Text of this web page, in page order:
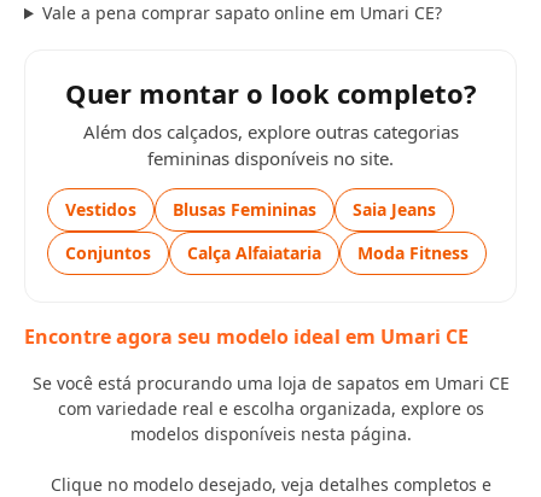
Vale a pena comprar sapato online em Umari CE?
Quer montar o look completo?
Além dos calçados, explore outras categorias
femininas disponíveis no site.
Vestidos Blusas Femininas
Saia Jeans
Conjuntos
Calça Alfaiataria Moda Fitness
Encontre agora seu modelo ideal em Umari CE
Se você está procurando uma loja de sapatos em Umari CE
com variedade real e escolha organizada, explore os
modelos disponíveis nesta página.
Clique no modelo desejado, veja detalhes completos e